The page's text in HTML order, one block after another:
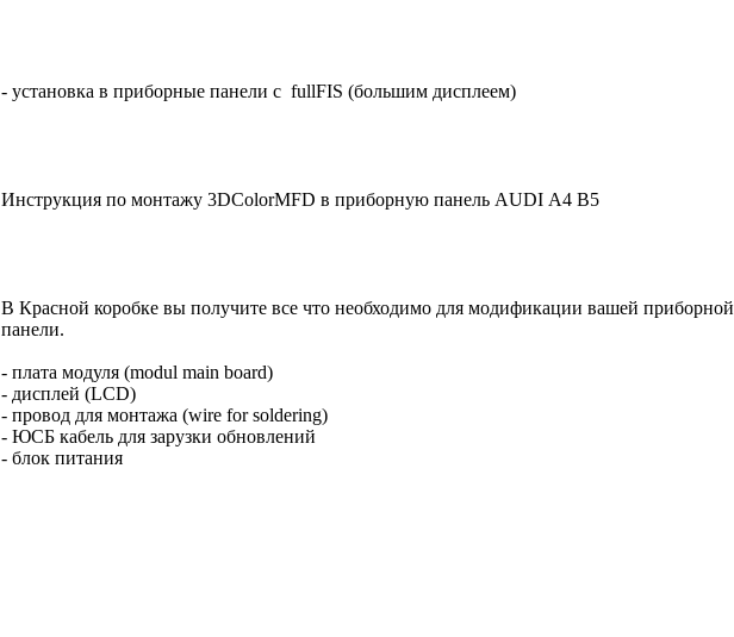
- установка в приборные панели с fullFIS (большим дисплеем)
Инструкция по монтажу 3DColorMFD в приборную панель AUDI A4 B5
В Красной коробке вы получите все что необходимо для модификации вашей приборной
панели.
- плата модуля (modul main board)
- дисплей (LCD)
- провод для монтажа (wire for soldering)
- ЮСБ кабель для зарузки обновлений
- блок питания